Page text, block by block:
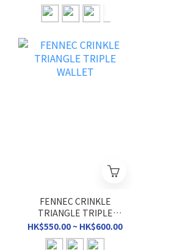
FENNEC CRINKLE
TRIANGLE TRIPLE
WALLET
HK$550.00 ~ HK$600.00